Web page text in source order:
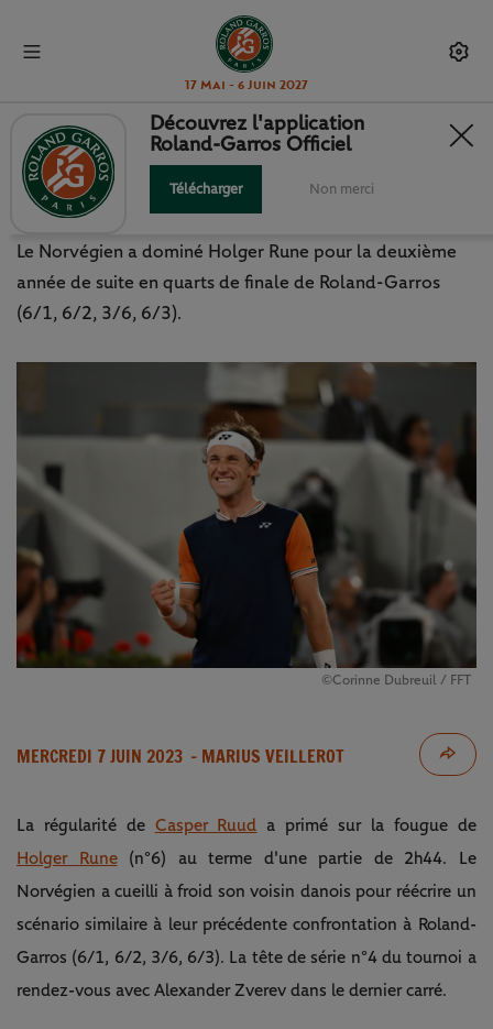
17 Mai - 6 Juin 2027
CASPER RUUD, BOSS DE
SCANDINAVIE
Le Norvégien a dominé Holger Rune pour la deuxième
année de suite en quarts de finale de Roland-Garros
(6/1, 6/2, 3/6, 6/3).
©Corinne Dubreuil / FFT
MERCREDI 7 JUIN 2023 - MARIUS VEILLEROT
La régularité de Casper Ruud a primé sur la fougue de
Holger Rune(n°6) au terme d'une partie de 2h44. Le
Norvégien a cueilli à froid son voisin danois pour réécrire un
scénario similaire à leur précédente confrontation à Roland-
Garros (6/1, 6/2, 3/6, 6/3). La tête de série n°4 du tournoi a
rendez-vous avec Alexander Zverev dans le dernier carré.
Découvrez l'application
Roland-Garros Officiel
Télécharger Non merci